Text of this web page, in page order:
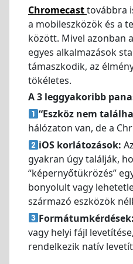
Chromecasttovábbra
a mobileszközök és a
között. Mivel azonban
egyes alkalmazások
támaszkodik, az
tökéletes.
A 3 leggyakoribb
“Eszköz nem
hálózaton van, de a
iOS korlátozások:
gyakran úgy találják,
“képernyőtükrözés”
bonyolult vagy
származó eszközök
Formátumkérdések:
vagy helyi fájl
rendelkezik natív